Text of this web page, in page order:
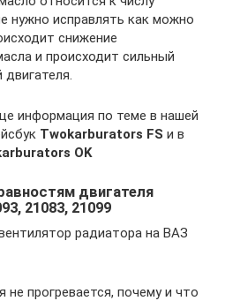
нужно исправлять как можно
снижение
и происходит сильный
информация по теме в нашей
Twokarburators FS и в
OK
двигателя
21083, 21099
радиатора на ВАЗ
прогревается, почему и что